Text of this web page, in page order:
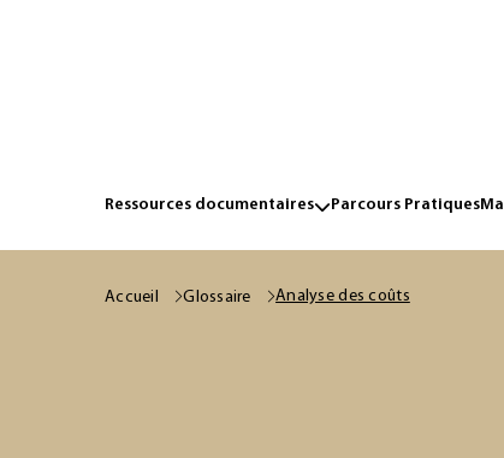
Ressources documentaires Parcours Pratiques
Accueil Glossaire Analyse des coûts